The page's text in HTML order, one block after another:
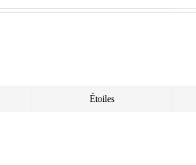
Étoiles